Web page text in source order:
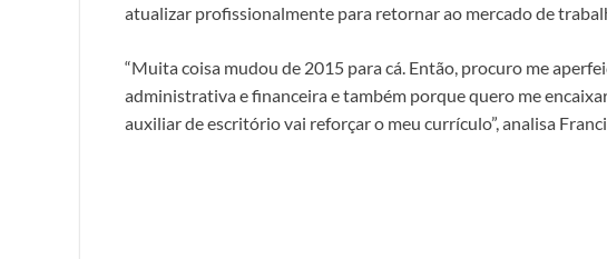
atualizar profissionalmente para retornar ao mercado de
“Muita coisa mudou de 2015 para cá. Então, procuro me
administrativa e financeira e também porque quero me
auxiliar de escritório vai reforçar o meu currículo”, analisa